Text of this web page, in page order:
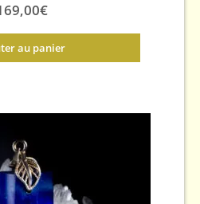
€
au panier